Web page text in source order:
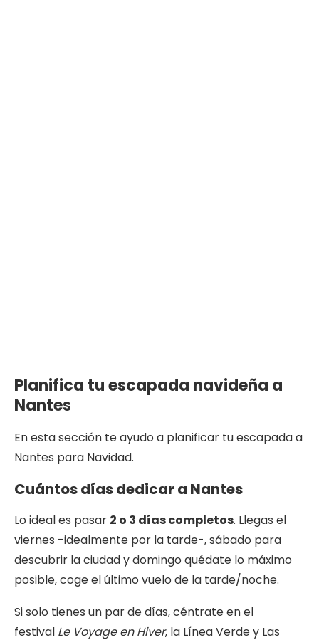
Planifica tu escapada navideña a
Nantes
En esta sección te ayudo a planificar tu escapada a
Nantes para Navidad.
Cuántos díasdedicar a Nantes
Lo ideal es pasar 2 o 3 días completos. Llegas el
viernes -idealmente por la tarde-, sábado para
descubrir la ciudad y domingo quédate lo máximo
posible, coge el último vuelo de la tarde/noche.
Si solo tienes un par de días, céntrate en el
festival Le Voyage en Hiver, la Línea Verde y Las